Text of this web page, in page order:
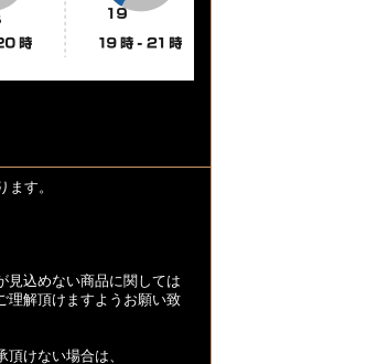
す。
見込めない商品に関しては
理解頂けますようお願い致
けない場合は、